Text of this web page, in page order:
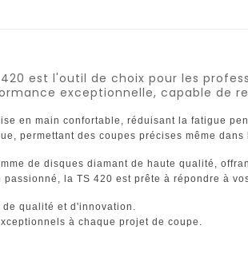
420 est l'outil de choix pour les
exceptionnelle, capable de
en main confortable, réduisant la fatigue
permettant des coupes précises même
de disques diamant de haute qualité,
la TS 420 est prête à répondre à
qualité et d'innovation.
à chaque projet de coupe.